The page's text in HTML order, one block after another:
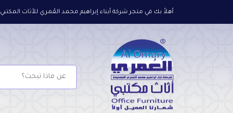
أهلاً بك في متجر شركة أبناء إبراهيم محمد العُمري للأثاث المكتبي